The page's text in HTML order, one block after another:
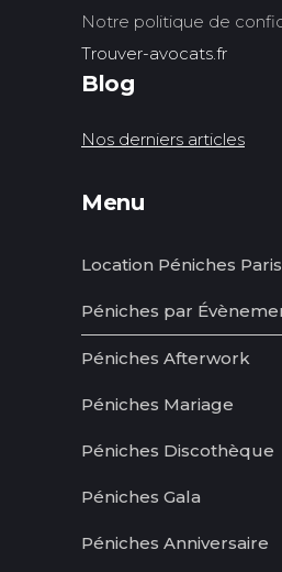
Notre politique de
Trouver-avocats.fr
Blog
Nos derniers articles
Menu
Location Péniches Paris
Péniches par
Péniches Afterwork
Péniches Mariage
Péniches Discothèque
Péniches Gala
Péniches Anniversaire